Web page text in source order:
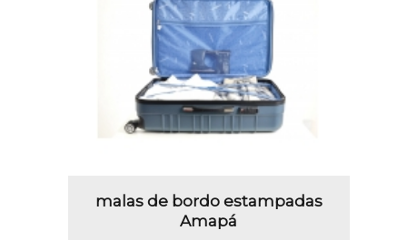
malas de bordo estampadas
Amapá